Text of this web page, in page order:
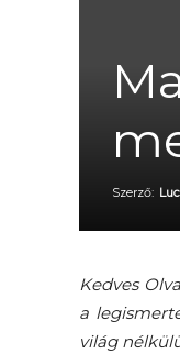
Szerző:
Kedves
a
világ